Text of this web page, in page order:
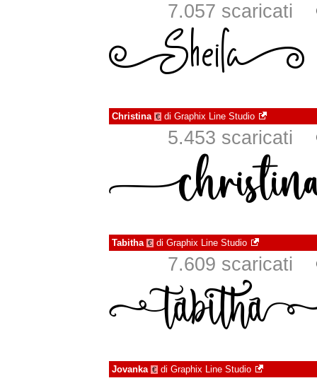
7.057 scaricati
Christina € di Graphix Line Studio
5.453 scaricati
Tabitha € di Graphix Line Studio
7.609 scaricati
Jovanka € di Graphix Line Studio